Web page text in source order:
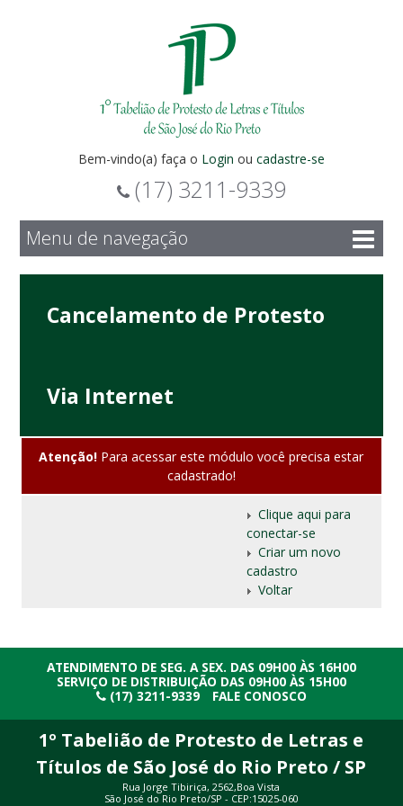
Bem-vindo(a) faça o Login ou cadastre-se
(17) 3211-9339
Menu de navegação
Cancelamento de Protesto
Via Internet
Atenção! Para acessar este módulo você precisa estar
cadastrado!
Clique aqui para
conectar-se
Criar um novo
cadastro
Voltar
ATENDIMENTO DE SEG. A SEX. DAS 09H00 ÀS 16H00
SERVIÇO DE DISTRIBUIÇÃO DAS 09H00 ÀS 15H00
(17) 3211-9339
FALE CONOSCO
1º Tabelião de Protesto de Letras e
Títulos de São José do Rio Preto / SP
Rua Jorge Tibiriça, 2562,Boa Vista
São José do Rio Preto/SP - CEP:15025-060